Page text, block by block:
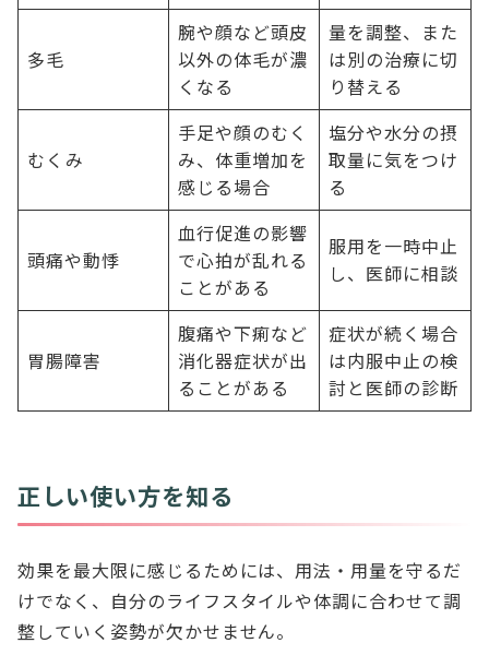
多毛
腕や顔など頭皮
以外の体毛が濃
くなる
量を調整、また
は別の治療に切
り替える
むくみ
手足や顔のむく
み、体重増加を
感じる場合
塩分や水分の摂
取量に気をつけ
る
頭痛や動悸
血行促進の影響
で心拍が乱れる
ことがある
服用を一時中止
し、医師に相談
胃腸障害
腹痛や下痢など
消化器症状が出
ることがある
症状が続く場合
は内服中止の検
討と医師の診断
正しい使い方を知る
効果を最大限に感じるためには、用法・用量を守るだ
けでなく、自分のライフスタイルや体調に合わせて調
整していく姿勢が欠かせません。